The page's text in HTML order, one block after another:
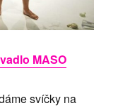
MASO
svíčky na